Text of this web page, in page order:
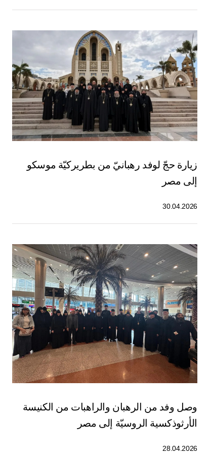
زيارة حجّ لوفد رهبانيّ من بطريركيّة موسكو
إلى مصر
30.04.2026
وصل وفد من الرهبان والراهبات من الكنيسة
الأرثوذكسية الروسيّة إلى مصر
28.04.2026